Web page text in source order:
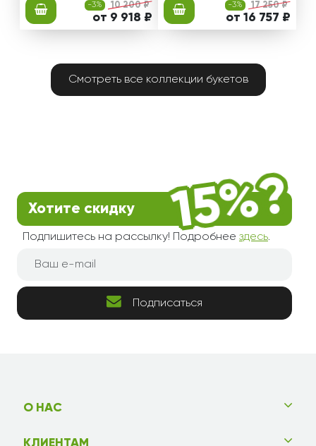
-3% 10 200 ₽
от 9 918 ₽
-3% 17 250 ₽
от 16 757 ₽
Смотреть все коллекции букетов
Хотите скидку
Подпишитесь на рассылку! Подробнее здесь.
Подписаться
О НАС
КЛИЕНТАМ